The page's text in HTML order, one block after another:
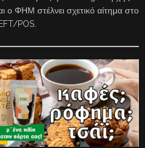
ο ΦΗΜ στέλνει σχετικό αίτημα στο
POS.